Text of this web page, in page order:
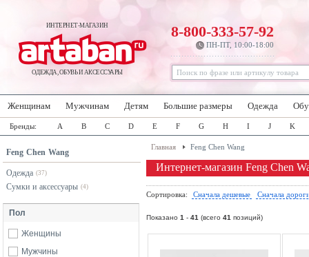
ИНТЕРНЕТ-МАГАЗИН
ОДЕЖДА, ОБУВЬ И АКСЕССУАРЫ
8-800-333-57-92
ПН-ПТ, 10:00-18:00
Женщинам Мужчинам Детям Большие размеры Одежда
Бренды: A B C D E F G H I J K
Feng Chen Wang
Одежда (37)
Сумки и аксессуары (4)
Пол
Женщины
Мужчины
Главная Feng Chen Wang
Интернет-магазин Feng Chen
Сортировка: Сначала дешевые Сначала
Показано 1 - 41 (всего 41 позиций)